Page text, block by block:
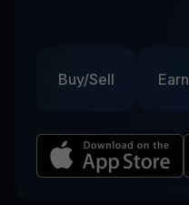
Buy/Sell Earn